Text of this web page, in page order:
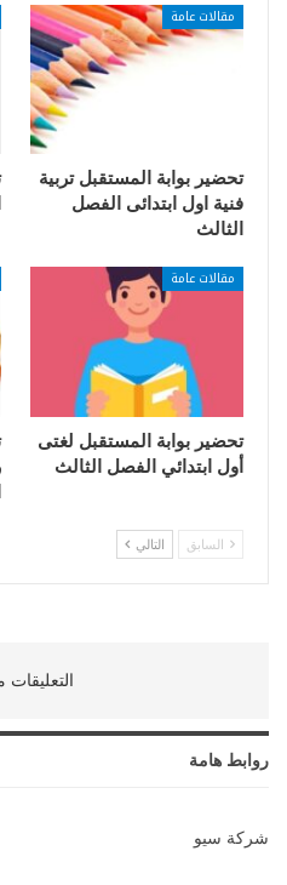
مقالات عامة
تحضير بوابة المستقبل تربية
فنية اول ابتدائى الفصل
الثالث
مقالات عامة
تحضير بوابة المستقبل لغتى
أول ابتدائي الفصل الثالث
السابق التالي
التعليقات
روابط هامة
شركة سيو